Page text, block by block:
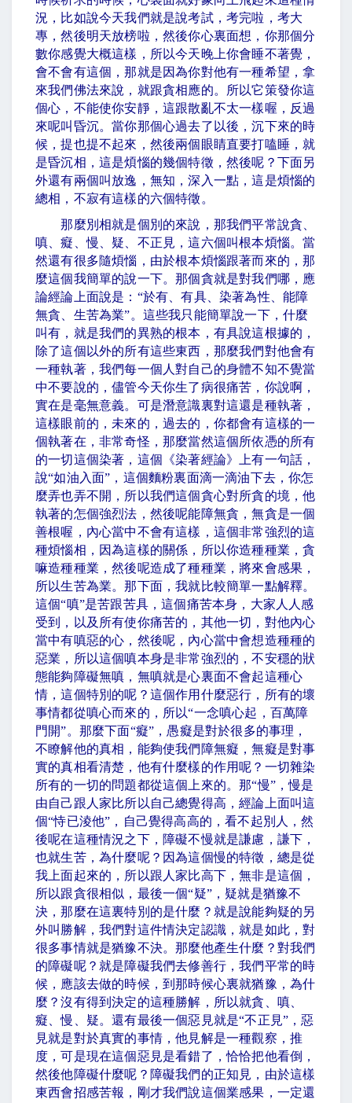
況，比如說今天我們就是說考試，考完啦，考大
專，然後明天放榜啦，然後你心裏面想，你那個分
數你感覺大概這樣，所以今天晚上你會睡不著覺，
會不會有這個，那就是因為你對他有一種希望，拿
來我們佛法來說，就跟貪相應的。所以它策發你這
個心，不能使你安靜，這跟散亂不太一樣喔，反過
來呢叫昏沉。當你那個心過去了以後，沉下來的時
候，提也提不起來，然後兩個眼睛直要打嗑睡，就
是昏沉相，這是煩惱的幾個特徵，然後呢？下面另
外還有兩個叫放逸，無知，深入一點，這是煩惱的
總相，不寂有這樣的六個特徵。
那麼別相就是個別的來說，那我們平常說貪、
嗔、癡、慢、疑、不正見，這六個叫根本煩惱。當
然還有很多隨煩惱，由於根本煩惱跟著而來的，那
麼這個我簡單的說一下。那個貪就是對我們哪，應
論經論上面說是： “於有、有具、染著為性、能障
無貪、生苦為業”。這些我只能簡單說一下，什麼
叫有，就是我們的異熟的根本，有具說這根據的，
除了這個以外的所有這些東西，那麼我們對他會有
一種執著，我們每一個人對自己的身體不知不覺當
中不要說的，儘管今天你生了病很痛苦，你說啊，
實在是毫無意義。可是潛意識裏對這還是種執著，
這樣眼前的，未來的，過去的，你都會有這樣的一
個執著在，非常奇怪，那麼當然這個所依憑的所有
的一切這個染著，這個《染著經論》上有一句話，
說“如油入面” ，這個麵粉裏面滴一滴油下去，你怎
麼弄也弄不開，所以我們這個貪心對所貪的境，他
執著的怎個強烈法，然後呢能障無貪，無貪是一個
善根喔，內心當中不會有這樣，這個非常強烈的這
種煩惱相，因為這樣的關係，所以你造種種業，貪
嘛造種種業，然後呢造成了種種業，將來會感果，
所以生苦為業。那下面，我就比較簡單一點解釋。
這個“嗔”是苦跟苦具，這個痛苦本身，大家人人感
受到，以及所有使你痛苦的，其他一切，對他內心
當中有嗔惡的心，然後呢，內心當中會想造種種的
惡業，所以這個嗔本身是非常強烈的，不安穩的狀
態能夠障礙無嗔，無嗔就是心裏面不會起這種心
情，這個特別的呢？這個作用什麼惡行，所有的壞
事情都從嗔心而來的，所以“一念嗔心起，百萬障
門開”。那麼下面“癡” ，愚癡是對於很多的事理，
不瞭解他的真相，能夠使我們障無癡，無癡是對事
實的真相看清楚，他有什麼樣的作用呢？一切雜染
所有的一切的問題都從這個上來的。那“慢” ，慢是
由自己跟人家比所以自己總覺得高，經論上面叫這
個“恃已淩他” ，自己覺得高高的，看不起別人，然
後呢在這種情況之下，障礙不慢就是謙慮，謙下，
也就生苦，為什麼呢？因為這個慢的特徵，總是從
我上面起來的，所以跟人家比高下，無非是這個，
所以跟貪很相似，最後一個“疑” ，疑就是猶豫不
決，那麼在這裏特別的是什麼？就是說能夠疑的另
外叫勝解，我們對這件情決定認識，就是如此，對
很多事情就是猶豫不決。那麼他產生什麼？對我們
的障礙呢？就是障礙我們去修善行，我們平常的時
候，應該去做的時候，到那時候心裏就猶豫，為什
麼？沒有得到決定的這種勝解，所以就貪、嗔、
癡、慢、疑。還有最後一個惡見就是“不正見” ，惡
見就是對於真實的事情，他見解是一種觀察，推
度，可是現在這個惡見是看錯了，恰恰把他看倒，
然後他障礙什麼呢？障礙我們的正知見，由於這樣
東西會招感苦報，剛才我們說這個業感果，一定還